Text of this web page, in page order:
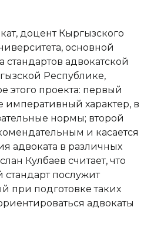
доцент Кыргызского
основной
стандартов адвокатской
Республике,
этого проекта: первый
императивный характер, в
нормы; второй
и касается
адвоката в различных
Кулбаев считает, что
послужит
при подготовке таких
адвокаты